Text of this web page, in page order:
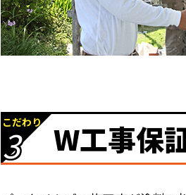
こだわり
3 W工事保